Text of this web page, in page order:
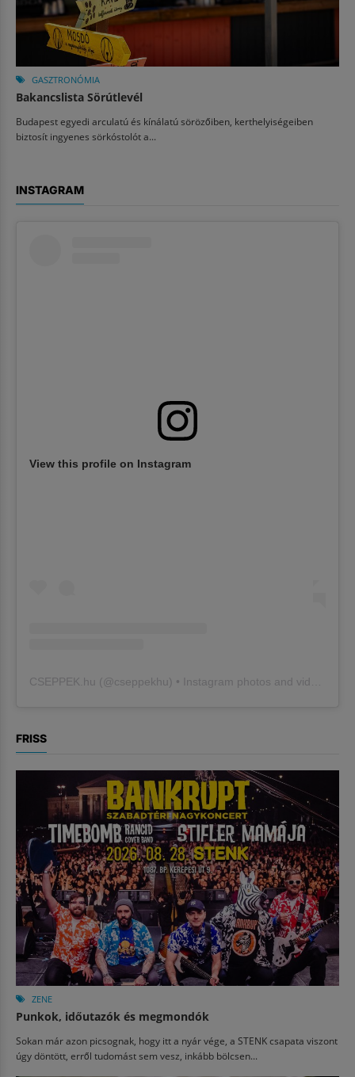
GASZTRONÓMIA
Bakancslista Sörútlevél
Budapest egyedi arculatú és kínálatú sörözőiben, kerthelyiségeiben
biztosít ingyenes sörkóstolót a...
INSTAGRAM
View this profile on Instagram
CSEPPEK.hu (@cseppekhu ) • Instagram photos and videos
FRISS
ZENE
Punkok, időutazók és megmondók
Sokan már azon picsognak, hogy itt a nyár vége, a STENK csapata viszont
úgy döntött, erről tudomást sem vesz, inkább bölcsen...